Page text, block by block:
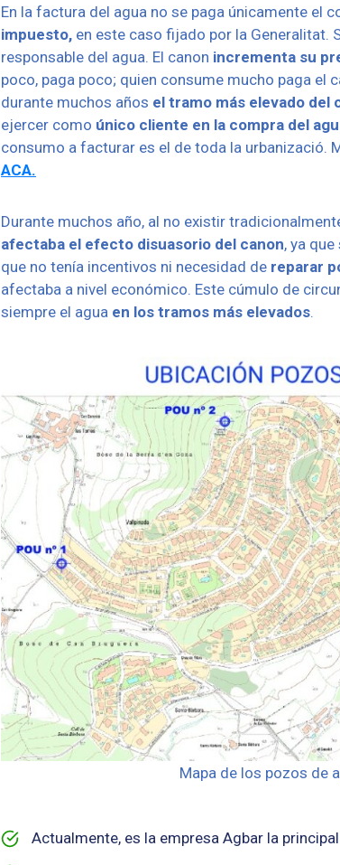
En la factura del agua no se paga únicamente el
impuesto, en este caso fijado por la Generalitat.
responsable del agua. El canon incrementa su
poco, paga poco; quien consume mucho paga el
durante muchos años el tramo más elevado del
ejercer como único cliente en la compra del
consumo a facturar es el de toda la urbanizació.
ACA.
Durante muchos año, al no existir
afectaba el efecto disuasorio del canon, ya
que no tenía incentivos ni necesidad de reparar
afectaba a nivel económico. Este cúmulo de
siempre el agua en los tramos más elevados.
Mapa de los pozos de
Actualmente, es la empresa Agbar la